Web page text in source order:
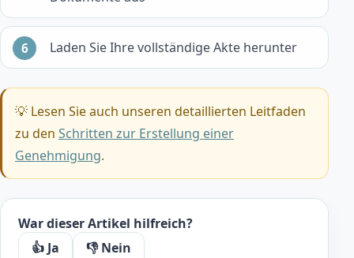
Laden Sie Ihre vollständige Akte herunter
💡 Lesen Sie auch unseren detaillierten Leitfaden
zu den Schritten zur Erstellung einer
Genehmigung.
War dieser Artikel hilfreich?
👍 Ja
👎 Nein